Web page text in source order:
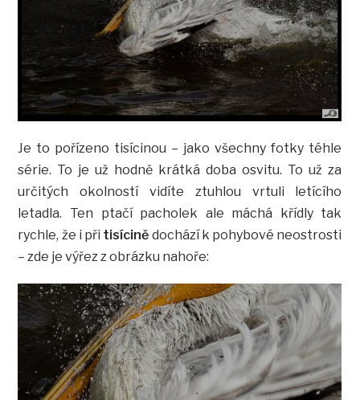
Je to pořízeno tisícinou – jako všechny fotky téhle
série. To je už hodně krátká doba osvitu. To už za
určitých okolností vidíte ztuhlou vrtuli letícího
letadla. Ten ptačí pacholek ale máchá křídly tak
rychle, že i při tisícině dochází k pohybové neostrosti
– zde je výřez z obrázku nahoře: